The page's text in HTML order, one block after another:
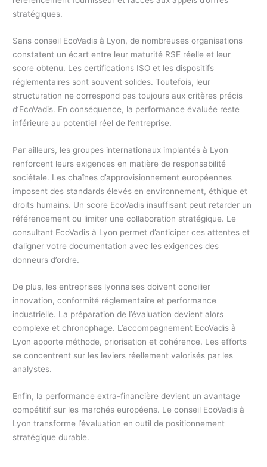
stratégiques.
Sans conseil EcoVadis à Lyon, de nombreuses organisations
constatent un écart entre leur maturité RSE réelle et leur
score obtenu. Les certifications ISO et les dispositifs
réglementaires sont souvent solides. Toutefois, leur
structuration ne correspond pas toujours aux critères précis
d’EcoVadis. En conséquence, la performance évaluée reste
inférieure au potentiel réel de l’entreprise.
Par ailleurs, les groupes internationaux implantés à Lyon
renforcent leurs exigences en matière de responsabilité
sociétale. Les chaînes d’approvisionnement européennes
imposent des standards élevés en environnement, éthique et
droits humains. Un score EcoVadis insuffisant peut retarder un
référencement ou limiter une collaboration stratégique. Le
consultant EcoVadis à Lyon permet d’anticiper ces attentes et
d’aligner votre documentation avec les exigences des
donneurs d’ordre.
De plus, les entreprises lyonnaises doivent concilier
innovation, conformité réglementaire et performance
industrielle. La préparation de l’évaluation devient alors
complexe et chronophage. L’accompagnement EcoVadis à
Lyon apporte méthode, priorisation et cohérence. Les efforts
se concentrent sur les leviers réellement valorisés par les
analystes.
Enfin, la performance extra-financière devient un avantage
compétitif sur les marchés européens. Le conseil EcoVadis à
Lyon transforme l’évaluation en outil de positionnement
stratégique durable.